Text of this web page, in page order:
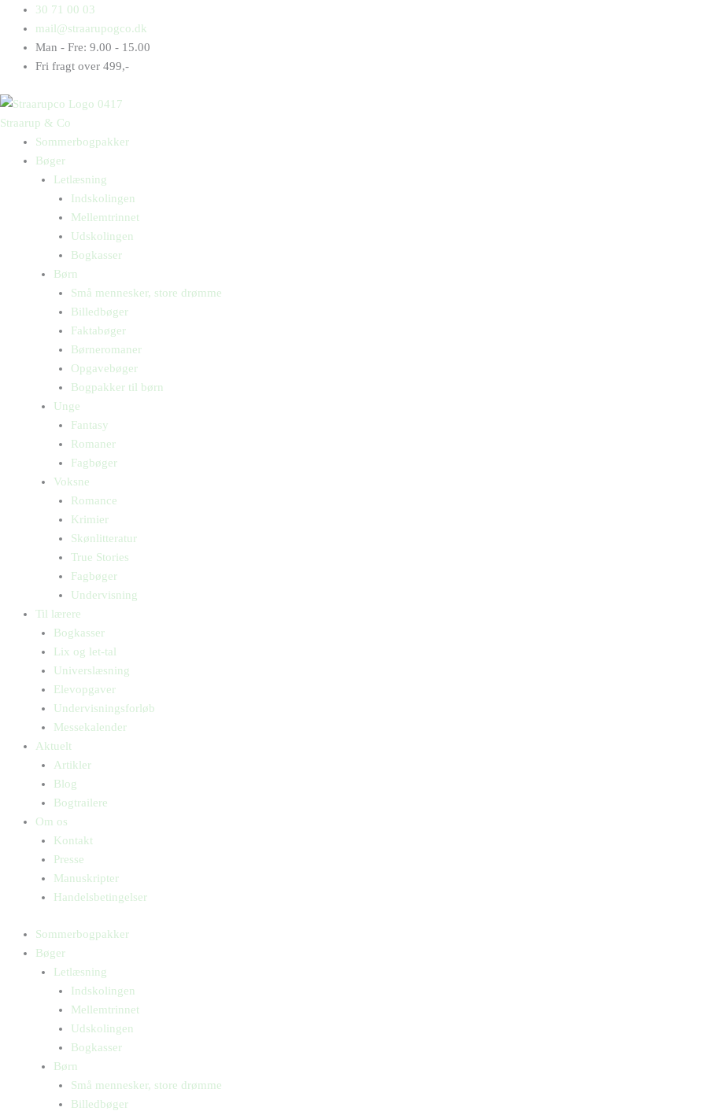
indholdet
30 71 00 03
mail@straarupogco.dk
Man - Fre: 9.00 - 15.00
Fri fragt over 499,-
Straarup & Co
Sommerbogpakker
Bøger
Letlæsning
Indskolingen
Mellemtrinnet
Udskolingen
Bogkasser
Børn
Små mennesker, store drømme
Billedbøger
Faktabøger
Børneromaner
Opgavebøger
Bogpakker til børn
Unge
Fantasy
Romaner
Fagbøger
Voksne
Romance
Krimier
Skønlitteratur
True Stories
Fagbøger
Undervisning
Til lærere
Bogkasser
Lix og let-tal
Universlæsning
Elevopgaver
Undervisningsforløb
Messekalender
Aktuelt
Artikler
Blog
Bogtrailere
Om os
Kontakt
Presse
Manuskripter
Handelsbetingelser
Sommerbogpakker
Bøger
Letlæsning
Indskolingen
Mellemtrinnet
Udskolingen
Bogkasser
Børn
Små mennesker, store drømme
Billedbøger
Products
search
Products
search